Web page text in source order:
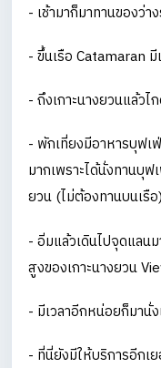
- เช้ามาก็มาทานของว่
- ขึ้นเรือ Catamaran
- ถึงเกาะนางยวนแล้วไ
- พักเที่ยงมีอาหารบุฟ
มากเพราะได้นั่งทานบุ
ยวน (ไม่ต้องทานบนเรือ)
- อิ่มแล้วเดินไปจุดแลน
สูงของเกาะนางยวน
- มีเวลาอีกหน่อยก็มานั่
- ที่นี่ยังมีให้บริการอีกเ